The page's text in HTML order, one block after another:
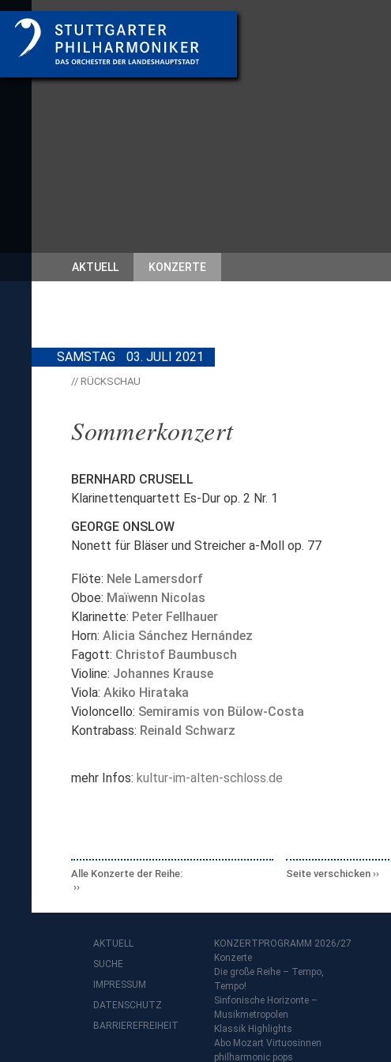
AKTUELL KONZERTE
SAMSTAG 03. JULI 2021
// RÜCKSCHAU
Sommerkonzert
BERNHARD CRUSELL
Klarinettenquartett Es-Dur op. 2 Nr. 1
GEORGE ONSLOW
Nonett für Bläser und Streicher a-Moll op. 77
Flöte: Nele Lamersdorf
Oboe: Maïwenn Nicolas
Klarinette: Peter Fellhauer
Horn: Alicia Sánchez Hernández
Fagott: Christof Baumbusch
Violine: Johannes Krause
Viola: Akiko Hirataka
Violoncello: Semiramis von Bülow-Costa
Kontrabass: Reinald Schwarz
mehr Infos: kultur-im-alten-schloss.de
Alle Konzerte der Reihe: Seite verschicken
AKTUELL
SUCHE
IMPRESSUM
DATENSCHUTZ
BARRIEREFREIHEIT
KONZERTPROGRAMM 2026/27
Konzerte
Die große Reihe – Tempo,
Tempo!
Sinfonische Horizonte –
Musikmetropolen
Klassik Highlights
Abo Mozart Virtuosinnen
philharmonic pops